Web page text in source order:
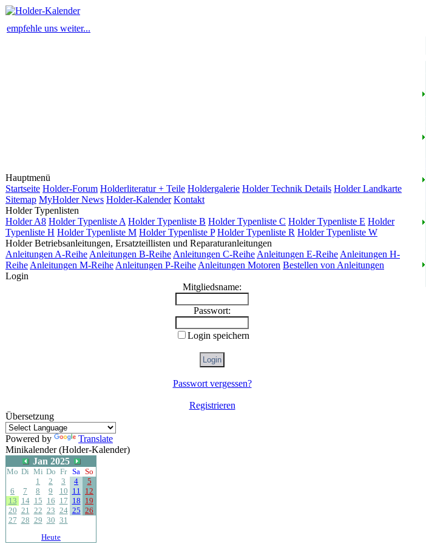
empfehle uns weiter...
Hauptmenü
Startseite Holder-Forum Holderliteratur + Teile Holdergalerie Holder Technik Details Holder Landkarte
Sitemap MyHolder News Holder-Kalender Kontakt
Holder Typenlisten
Holder A8 Holder Typenliste A Holder Typenliste B Holder Typenliste C Holder Typenliste E Holder
Typenliste H Holder Typenliste M Holder Typenliste P Holder Typenliste R Holder Typenliste W
Holder Betriebsanleitungen, Ersatzteillisten und Reparaturanleitungen
Anleitungen A-Reihe Anleitungen B-Reihe Anleitungen C-Reihe Anleitungen E-Reihe Anleitungen H-
Reihe Anleitungen M-Reihe Anleitungen P-Reihe Anleitungen Motoren Bestellen von Anleitungen
Login
Mitgliedsname:
Passwort:
Login speichern
Passwort vergessen?
Registrieren
Übersetzung
Powered by
Translate
Minikalender (Holder-Kalender)
Jan 2025
Mo Di Mi Do Fr Sa So
1
2 3 4
5
6
7 8 9 10 11 12
13 14 15 16 17 18 19
20 21 22 23 24 25 26
27 28 29 30 31
Heute